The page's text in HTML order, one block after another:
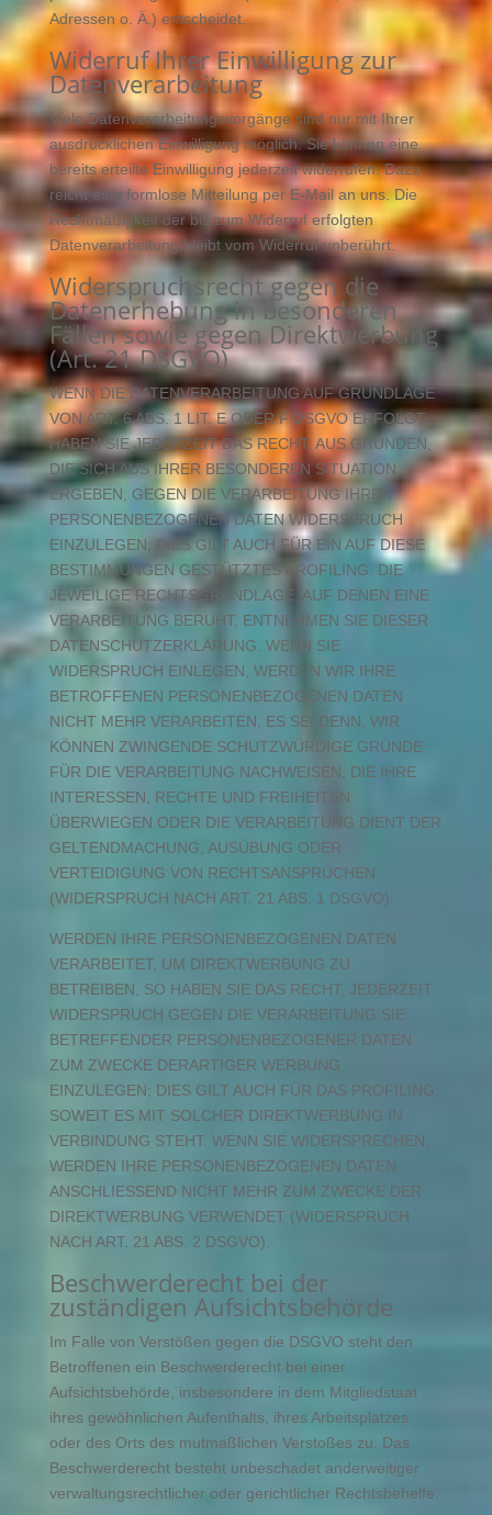
Adressen o. Ä.) entscheidet.
Widerruf Ihrer Einwilligung zur
Datenverarbeitung
Viele Datenverarbeitungsvorgänge sind nur mit Ihrer
ausdrücklichen Einwilligung möglich. Sie können eine
bereits erteilte Einwilligung jederzeit widerrufen. Dazu
reicht eine formlose Mitteilung per E-Mail an uns. Die
Rechtmäßigkeit der bis zum Widerruf erfolgten
Datenverarbeitung bleibt vom Widerruf unberührt.
Widerspruchsrecht gegen die
Datenerhebung in besonderen
Fällen sowie gegen Direktwerbung
(Art. 21 DSGVO)
WENN DIE DATENVERARBEITUNG AUF GRUNDLAGE
VON ART. 6 ABS. 1 LIT. E ODER F DSGVO ERFOLGT,
HABEN SIE JEDERZEIT DAS RECHT, AUS GRÜNDEN,
DIE SICH AUS IHRER BESONDEREN SITUATION
ERGEBEN, GEGEN DIE VERARBEITUNG IHRER
PERSONENBEZOGENEN DATEN WIDERSPRUCH
EINZULEGEN; DIES GILT AUCH FÜR EIN AUF DIESE
BESTIMMUNGEN GESTÜTZTES PROFILING. DIE
JEWEILIGE RECHTSGRUNDLAGE, AUF DENEN EINE
VERARBEITUNG BERUHT, ENTNEHMEN SIE DIESER
DATENSCHUTZERKLÄRUNG. WENN SIE
WIDERSPRUCH EINLEGEN, WERDEN WIR IHRE
BETROFFENEN PERSONENBEZOGENEN DATEN
NICHT MEHR VERARBEITEN, ES SEI DENN, WIR
KÖNNEN ZWINGENDE SCHUTZWÜRDIGE GRÜNDE
FÜR DIE VERARBEITUNG NACHWEISEN, DIE IHRE
INTERESSEN, RECHTE UND FREIHEITEN
ÜBERWIEGEN ODER DIE VERARBEITUNG DIENT DER
GELTENDMACHUNG, AUSÜBUNG ODER
VERTEIDIGUNG VON RECHTSANSPRÜCHEN
(WIDERSPRUCH NACH ART. 21 ABS. 1 DSGVO).
WERDEN IHRE PERSONENBEZOGENEN DATEN
VERARBEITET, UM DIREKTWERBUNG ZU
BETREIBEN, SO HABEN SIE DAS RECHT, JEDERZEIT
WIDERSPRUCH GEGEN DIE VERARBEITUNG SIE
BETREFFENDER PERSONENBEZOGENER DATEN
ZUM ZWECKE DERARTIGER WERBUNG
EINZULEGEN; DIES GILT AUCH FÜR DAS PROFILING,
SOWEIT ES MIT SOLCHER DIREKTWERBUNG IN
VERBINDUNG STEHT. WENN SIE WIDERSPRECHEN,
WERDEN IHRE PERSONENBEZOGENEN DATEN
ANSCHLIESSEND NICHT MEHR ZUM ZWECKE DER
DIREKTWERBUNG VERWENDET (WIDERSPRUCH
NACH ART. 21 ABS. 2 DSGVO).
Beschwerderecht bei der
zuständigen Aufsichtsbehörde
Im Falle von Verstößen gegen die DSGVO steht den
Betroffenen ein Beschwerderecht bei einer
Aufsichtsbehörde, insbesondere in dem Mitgliedstaat
ihres gewöhnlichen Aufenthalts, ihres Arbeitsplatzes
oder des Orts des mutmaßlichen Verstoßes zu. Das
Beschwerderecht besteht unbeschadet anderweitiger
verwaltungsrechtlicher oder gerichtlicher Rechtsbehelfe.